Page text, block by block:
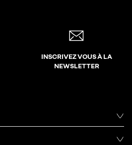
INSCRIVEZ VOUS À LA
NEWSLETTER